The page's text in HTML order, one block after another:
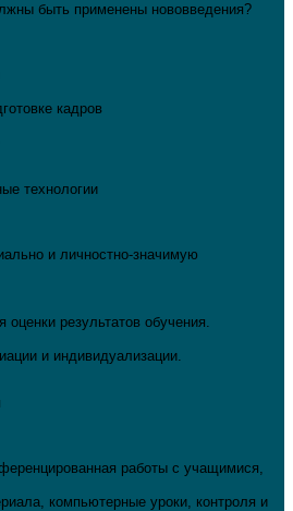
быть применены нововведения?
кадров
технологии
и личностно-значимую
результатов обучения.
и индивидуализации.
работы с учащимися,
компьютерные уроки, контроля и